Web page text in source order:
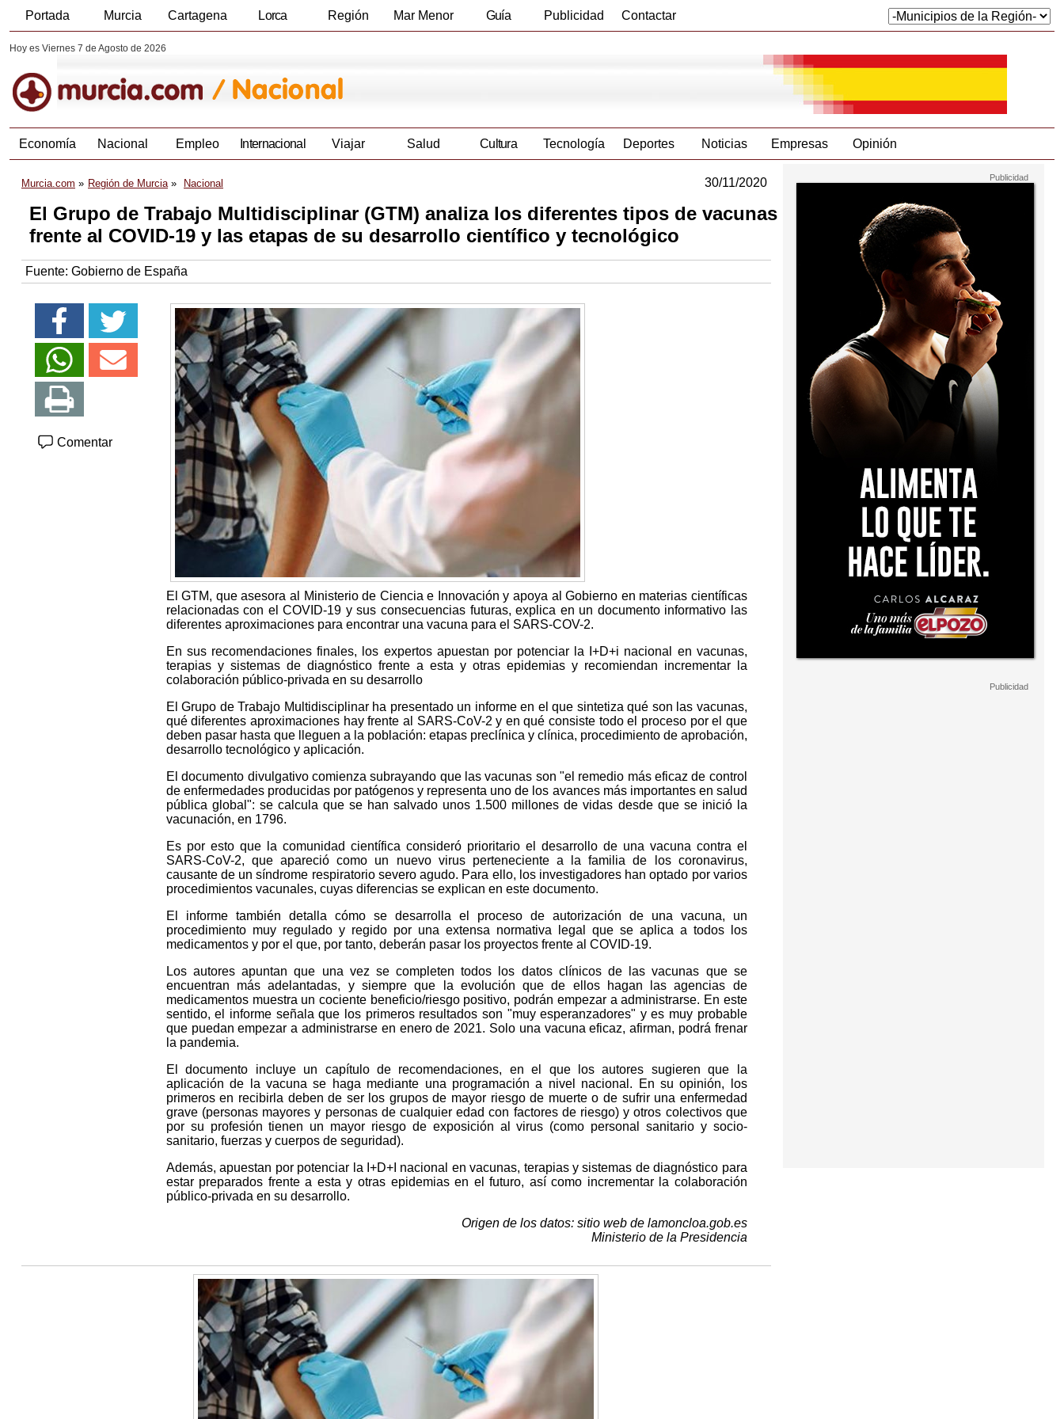
Portada Murcia Cartagena Lorca Región Mar Menor Guía Publicidad Contactar
Hoy es Viernes 7 de Agosto de 2026
Economía Nacional Empleo Internacional Viajar Salud Cultura Tecnología Deportes Noticias Empresas Opinión
Murcia.com Región de Murcia Nacional 30/11/2020
El Grupo de Trabajo Multidisciplinar (GTM) analiza los diferentes tipos de vacunas
frente al COVID-19 y las etapas de su desarrollo científico y tecnológico
Fuente: Gobierno de España
Comentar
El GTM, que asesora al Ministerio de Ciencia e Innovación y apoya al Gobierno en materias científicas
relacionadas con el COVID-19 y sus consecuencias futuras, explica en un documento informativo las
diferentes aproximaciones para encontrar una vacuna para el SARS-COV-2.
En sus recomendaciones finales, los expertos apuestan por potenciar la I+D+i nacional en vacunas,
terapias y sistemas de diagnóstico frente a esta y otras epidemias y recomiendan incrementar la
colaboración público-privada en su desarrollo
El Grupo de Trabajo Multidisciplinar ha presentado un informe en el que sintetiza qué son las vacunas,
qué diferentes aproximaciones hay frente al SARS-CoV-2 y en qué consiste todo el proceso por el que
deben pasar hasta que lleguen a la población: etapas preclínica y clínica, procedimiento de aprobación,
desarrollo tecnológico y aplicación.
El documento divulgativo comienza subrayando que las vacunas son "el remedio más eficaz de control
de enfermedades producidas por patógenos y representa uno de los avances más importantes en salud
pública global": se calcula que se han salvado unos 1.500 millones de vidas desde que se inició la
vacunación, en 1796.
Es por esto que la comunidad científica consideró prioritario el desarrollo de una vacuna contra el
SARS-CoV-2, que apareció como un nuevo virus perteneciente a la familia de los coronavirus,
causante de un síndrome respiratorio severo agudo. Para ello, los investigadores han optado por varios
procedimientos vacunales, cuyas diferencias se explican en este documento.
El informe también detalla cómo se desarrolla el proceso de autorización de una vacuna, un
procedimiento muy regulado y regido por una extensa normativa legal que se aplica a todos los
medicamentos y por el que, por tanto, deberán pasar los proyectos frente al COVID-19.
Los autores apuntan que una vez se completen todos los datos clínicos de las vacunas que se
encuentran más adelantadas, y siempre que la evolución que de ellos hagan las agencias de
medicamentos muestra un cociente beneficio/riesgo positivo, podrán empezar a administrarse. En este
sentido, el informe señala que los primeros resultados son "muy esperanzadores" y es muy probable
que puedan empezar a administrarse en enero de 2021. Solo una vacuna eficaz, afirman, podrá frenar
la pandemia.
El documento incluye un capítulo de recomendaciones, en el que los autores sugieren que la
aplicación de la vacuna se haga mediante una programación a nivel nacional. En su opinión, los
primeros en recibirla deben de ser los grupos de mayor riesgo de muerte o de sufrir una enfermedad
grave (personas mayores y personas de cualquier edad con factores de riesgo) y otros colectivos que
por su profesión tienen un mayor riesgo de exposición al virus (como personal sanitario y socio-
sanitario, fuerzas y cuerpos de seguridad).
Además, apuestan por potenciar la I+D+I nacional en vacunas, terapias y sistemas de diagnóstico para
estar preparados frente a esta y otras epidemias en el futuro, así como incrementar la colaboración
público-privada en su desarrollo.
Origen de los datos: sitio web de lamoncloa.gob.es
Ministerio de la Presidencia